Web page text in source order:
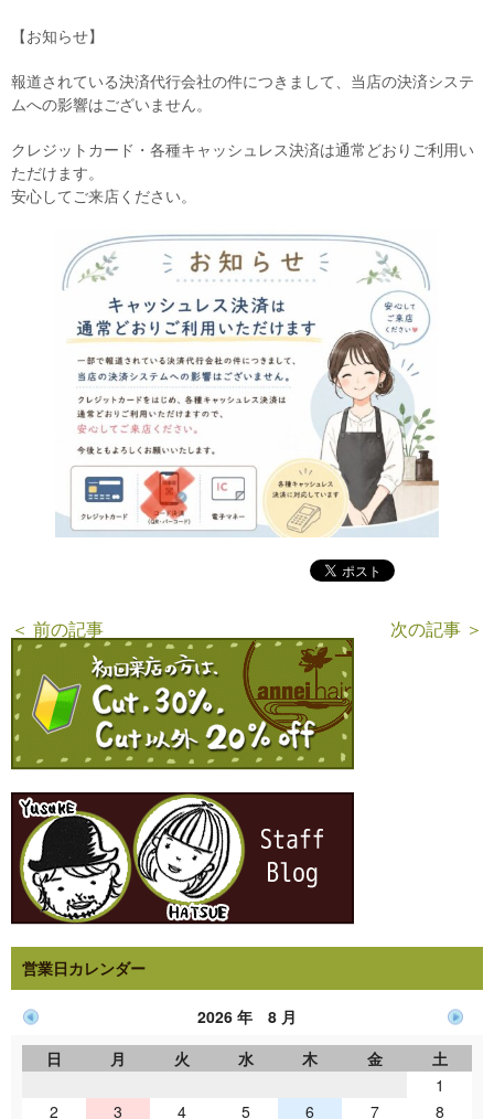
【お知らせ】
報道されている決済代行会社の件につきまして、当店の決済システ
ムへの影響はございません。
クレジットカード・各種キャッシュレス決済は通常どおりご利用い
ただけます。
安心してご来店ください。
＜ 前の記事 次の記事 ＞
営業日カレンダー
2026 年 8 月
日
月 火 水 木 金
土
1
2
3 4 5 6 7
8